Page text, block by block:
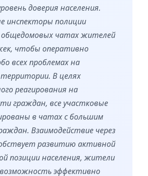
доверия населения.
инспекторы полиции
чатах жителей
чтобы оперативно
всех проблемах на
В целях
реагирования на
граждан, все участковые
в чатах с большим
Взаимодействие через
развитию активной
позиции населения, жители
эффективно